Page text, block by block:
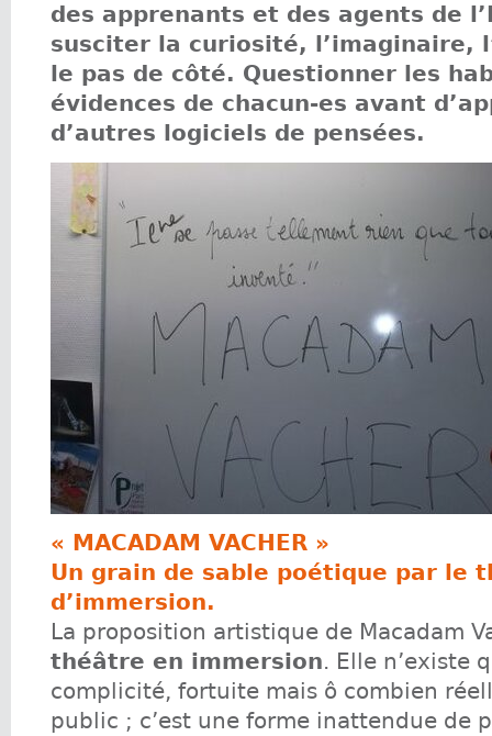
des apprenants et des agents de
susciter la curiosité, l’imaginaire,
le pas de côté. Questionner les
évidences de chacun-es avant
d’autres logiciels de pensées.
« MACADAM VACHER »
Un grain de sable poétique par le
d’immersion.
La proposition artistique de Macadam
théâtre en immersion. Elle n’existe
complicité, fortuite mais ô combien
public ; c’est une forme inattendue de